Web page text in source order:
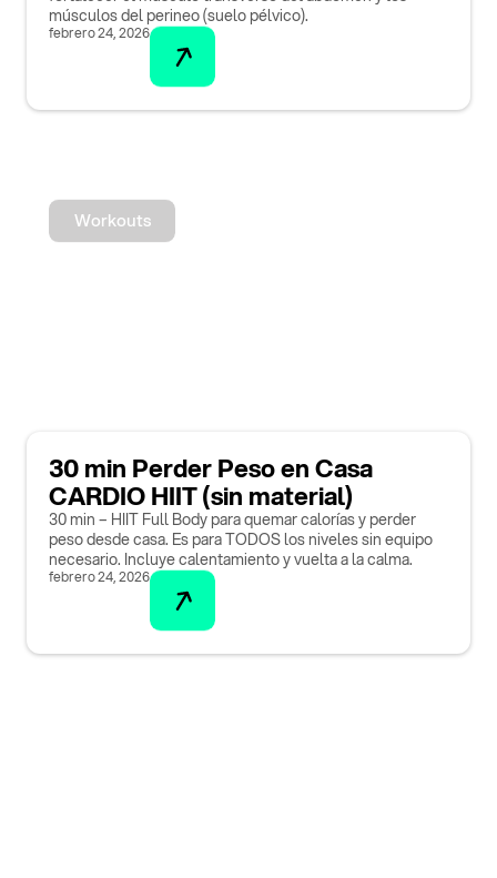
músculos del perineo (suelo pélvico).
febrero 24, 2026
Workouts
30 min Perder Peso en Casa
CARDIO HIIT (sin material)
30 min – HIIT Full Body para quemar calorías y perder
peso desde casa. Es para TODOS los niveles sin equipo
necesario. Incluye calentamiento y vuelta a la calma.
febrero 24, 2026